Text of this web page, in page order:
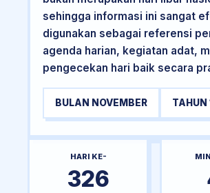
sehingga informasi ini sangat
digunakan sebagai referensi
agenda harian, kegiatan adat,
pengecekan hari baik secara
BULAN NOVEMBER TAHUN
HARI KE-
326